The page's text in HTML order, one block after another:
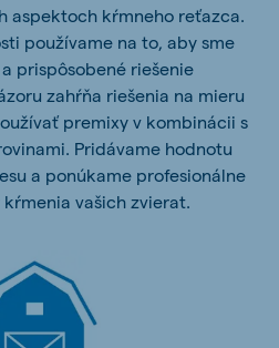
aspektoch kŕmneho reťazca.
používame na to, aby sme
prispôsobené riešenie
zahŕňa riešenia na mieru
premixy v kombinácii s
Pridávame hodnotu
a ponúkame profesionálne
vašich zvierat.